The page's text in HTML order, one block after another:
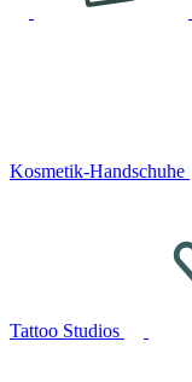
Kosmetik-Handschuhe
Tattoo Studios